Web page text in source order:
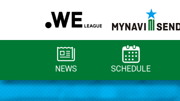
NEWS SCHEDULE